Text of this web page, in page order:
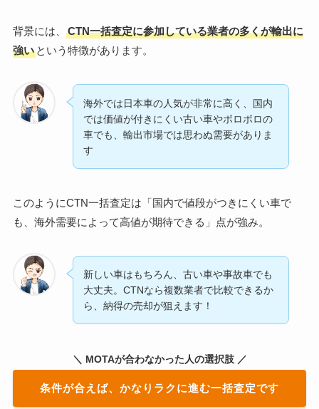
背景には、
CTN一括査定に参加している業者の多くが輸出に
強いという特徴があります。
海外では日本車の人気が非常に高く、国内
では価値が付きにくい古い車やボロボロの
車でも、輸出市場では思わぬ需要がありま
す
このようにCTN一括査定は「国内で値段がつきにくい車で
も、海外需要によって高値が期待できる」点が強み。
新しい車はもちろん、古い車や事故車でも
大丈夫。CTNなら複数業者で比較できるか
ら、納得の売却が狙えます！
＼ MOTAが合わなかった人の選択肢 ／
条件が合えば、かなりラクに進む一括査定です